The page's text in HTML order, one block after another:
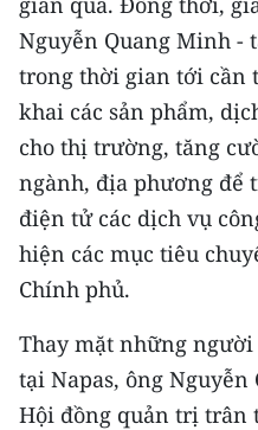
Video
Media Chính trị
Media Kinh tế
Media Văn hóa
Media Xã hội
Media Pháp luật
Media Du lịch
Media Thế giới
Nguyễn Quang Minh -
trong thời gian tới cần
khai các sản phẩm,
cho thị trường, tăng
ngành, địa phương để
điện tử các dịch vụ
hiện các mục tiêu
Chính phủ.
Thay mặt những
tại Napas, ông Nguyễn
Hội đồng quản trị trân